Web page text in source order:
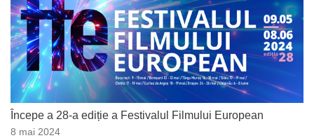
Începe a 28-a ediție a Festivalul Filmului European
8 mai 2024